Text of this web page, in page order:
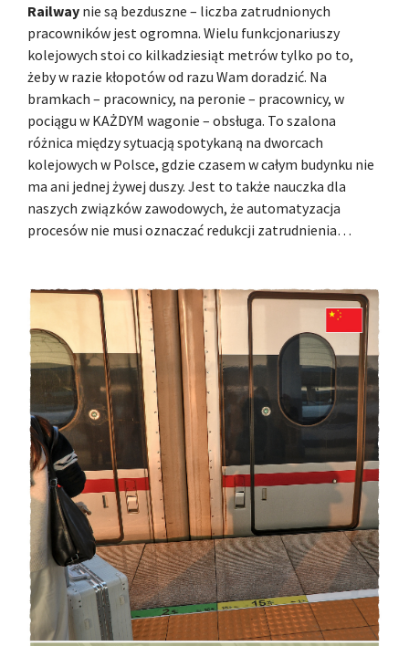
Railway nie są bezduszne – liczba zatrudnionych
pracowników jest ogromna. Wielu funkcjonariuszy
kolejowych stoi co kilkadziesiąt metrów tylko po to,
żeby w razie kłopotów od razu Wam doradzić. Na
bramkach – pracownicy, na peronie – pracownicy, w
pociągu w KAŻDYM wagonie – obsługa. To szalona
różnica między sytuacją spotykaną na dworcach
kolejowych w Polsce, gdzie czasem w całym budynku nie
ma ani jednej żywej duszy. Jest to także nauczka dla
naszych związków zawodowych, że automatyzacja
procesów nie musi oznaczać redukcji zatrudnienia…